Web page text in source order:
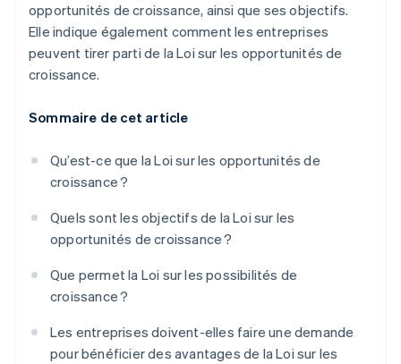
Prise en charge des véhicules électriques
Financement élargi de la recherche
opportunités de croissance, ainsi que ses objectifs.
Elle indique également comment les entreprises
peuvent tirer parti de la Loi sur les opportunités de
croissance.
Sommaire de cet article
Qu’est-ce que la Loi sur les opportunités de
croissance ?
Quels sont les objectifs de la Loi sur les
opportunités de croissance ?
Que permet la Loi sur les possibilités de
croissance ?
Les entreprises doivent-elles faire une demande
pour bénéficier des avantages de la Loi sur les